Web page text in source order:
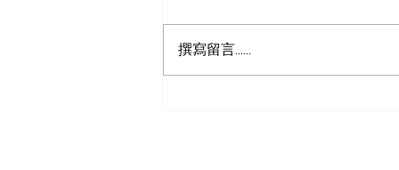
直播做唔到男人市場？
撰寫留言......